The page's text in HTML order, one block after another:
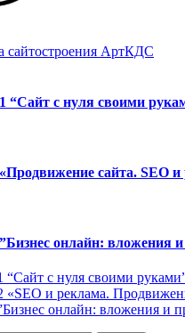
сайтостроения АртКДС
“Сайт с нуля своими
сайта. SEO и
онлайн: вложения
“Сайт с нуля своими
«SEO и реклама.
онлайн: вложения и